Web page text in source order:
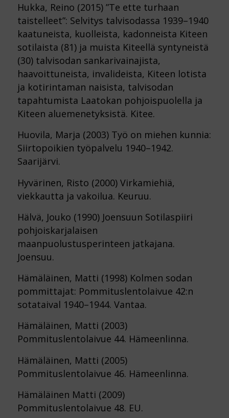
Hukka, Reino (2015) ”Te ette turhaan
taistelleet”: Selvitys talvisodassa 1939–1940
kaatuneista, kuolleista, kadonneista Kiteen
sotilaista (81) ja muista Kiteellä syntyneistä
(30) talvisodan sankarivainajista,
haavoittuneista, invalideista, Kiteen lotista
ja kotirintaman naisista, talvisodan
tapahtumista Laatokan pohjoispuolella ja
Kiteen aluemenetyksistä. Kitee.
Huovila, Marja (2003) Työ on miehen kunnia:
Siirtopoikien työpalvelu 1940–1942.
Saarijärvi.
Hyvärinen, Risto (2000) Virkamiehiä,
viekkautta ja vakoilua. Keuruu.
Hälvä, Jouko (1990) Joensuun Sotilaspiiri
pohjoiskarjalaisen
maanpuolustusperinteen jatkajana.
Joensuu.
Hämäläinen, Matti (1998) Kolmen sodan
pommittajat: Pommituslentolaivue 42:n
sotataival 1940–1944. Vantaa.
Hämäläinen, Matti (2003)
Pommituslentolaivue 44. Hämeenlinna.
Hämäläinen, Matti (2005)
Pommituslentolaivue 46. Hämeenlinna.
Hämäläinen Matti (2009)
Pommituslentolaivue 48. EU.